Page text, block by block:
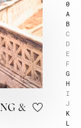
0
A
B
C
D
E
F
G
H
I
J
K
L
&